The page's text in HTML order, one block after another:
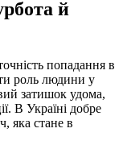
й
попадання в
роль людини у
затишок удома,
В Україні добре
яка стане в